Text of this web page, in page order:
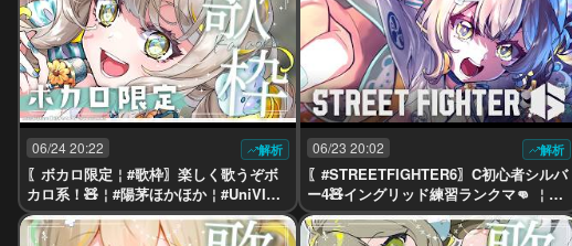
06/24 20:22 解析
〖ボカロ限定￤#歌枠〗楽しく歌うぞボ
カロ系！🧸￤#陽茅ほかほか￤#UniVIRT
UAL #Vtuber
06/23 20:02 解析
〖#STREETFIGHTER6〗C初心者シルバ
ー4🧸イングリッド練習ランクマ👊 ￤#
陽茅ほかほか￤#UniVIRTUAL #Vtuber